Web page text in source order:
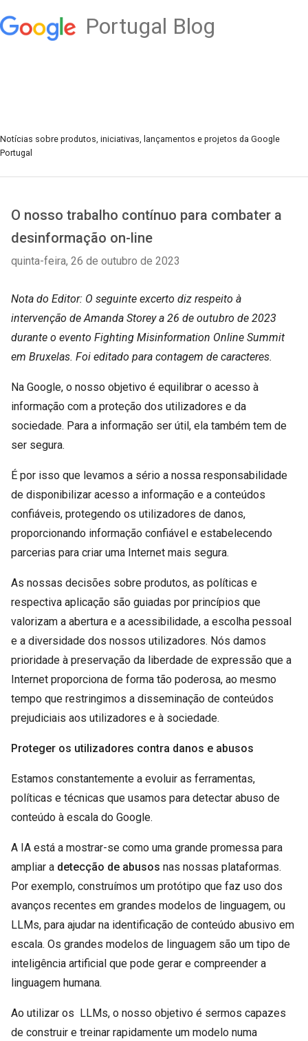
Portugal Blog
Notícias sobre produtos, iniciativas, lançamentos e projetos da Google
Portugal
O nosso trabalho contínuo para combater a
desinformação on-line
quinta-feira, 26 de outubro de 2023
Nota do Editor: O seguinte excerto diz respeito à
intervenção de Amanda Storey a 26 de outubro de 2023
durante o evento Fighting Misinformation Online Summit
em Bruxelas. Foi editado para contagem de caracteres.
Na Google, o nosso objetivo é equilibrar o acesso à
informação com a proteção dos utilizadores e da
sociedade. Para a informação ser útil, ela também tem de
ser segura.
É por isso que levamos a sério a nossa responsabilidade
de disponibilizar acesso a informação e a conteúdos
confiáveis, protegendo os utilizadores de danos,
proporcionando informação confiável ​​e estabelecendo
parcerias para criar uma Internet mais segura.
As nossas decisões sobre produtos, as políticas e
respectiva aplicação são guiadas por princípios que
valorizam a abertura e a acessibilidade, a escolha pessoal
e a diversidade dos nossos utilizadores. Nós damos
prioridade à preservação da liberdade de expressão que a
Internet proporciona de forma tão poderosa, ao mesmo
tempo que restringimos a disseminação de conteúdos
prejudiciais aos utilizadores e à sociedade.
Proteger os utilizadores contra danos e abusos
Estamos constantemente a evoluir as ferramentas,
políticas e técnicas que usamos para detectar abuso de
conteúdo à escala do Google.
A IA está a mostrar-se como uma grande promessa para
ampliar a detecção de abusos nas nossas plataformas.
Por exemplo, construímos um protótipo que faz uso dos
avanços recentes em grandes modelos de linguagem, ou
LLMs, para ajudar na identificação de conteúdo abusivo em
escala. Os grandes modelos de linguagem são um tipo de
inteligência artificial que pode gerar e compreender a
linguagem humana.
Ao utilizar os LLMs, o nosso objetivo é sermos capazes
de construir e treinar rapidamente um modelo numa